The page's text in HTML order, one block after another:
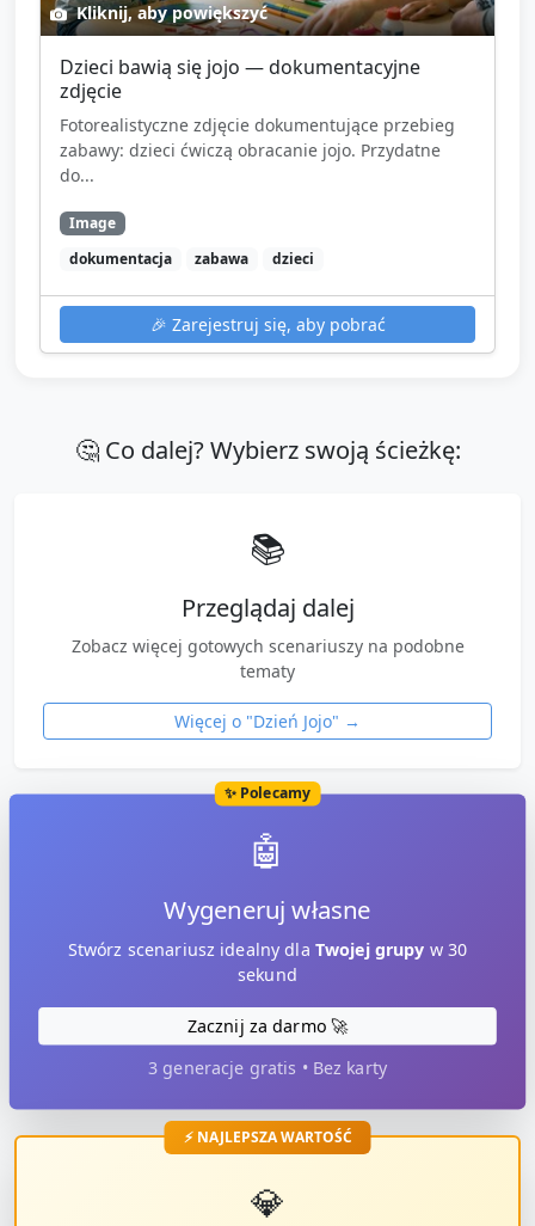
Kliknij, aby powiększyć
Dzieci bawią się jojo — dokumentacyjne
zdjęcie
Fotorealistyczne zdjęcie dokumentujące przebieg
zabawy: dzieci ćwiczą obracanie jojo. Przydatne
do...
Image
dokumentacja
zabawa dzieci
🎉 Zarejestruj się, aby pobrać
🤔 Co dalej? Wybierz swoją ścieżkę:
📚
Przeglądaj dalej
Zobacz więcej gotowych scenariuszy na podobne
tematy
Więcej o "Dzień Jojo" →
✨ Polecamy
🤖
Wygeneruj własne
Stwórz scenariusz idealny dla Twojej grupy w 30
sekund
Zacznij za darmo 🚀
3 generacje gratis • Bez karty
⚡ NAJLEPSZA WARTOŚĆ
💎